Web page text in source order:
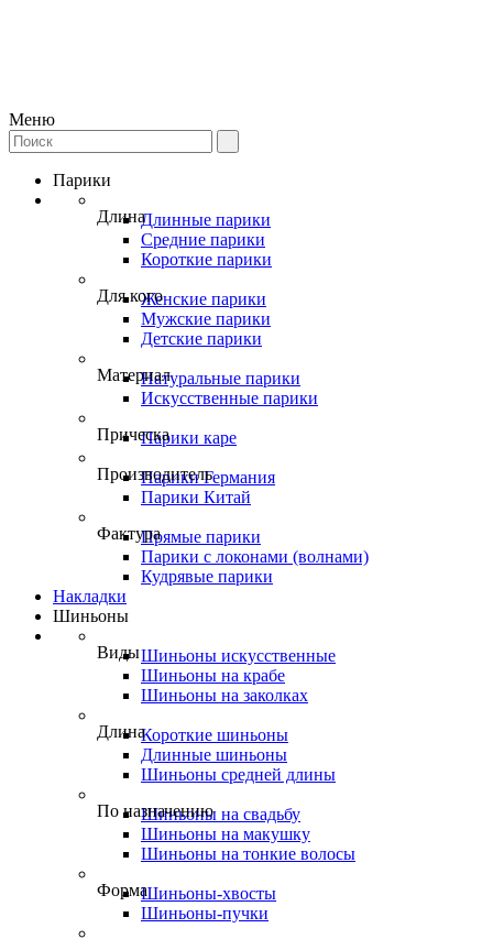
Меню
Парики
ДлинаДлинные парики
Средние парики
Короткие парики
Для когоЖенские парики
Мужские парики
Детские парики
МатериалНатуральные парики
Искусственные парики
ПрическаПарики каре
Производитель
Парики Германия
Парики Китай
ФактураПрямые парики
Парики с локонами (волнами)
Кудрявые парики
Накладки
Шиньоны
ВидыШиньоны искусственные
Шиньоны на крабе
Шиньоны на заколках
ДлинаКороткие шиньоны
Длинные шиньоны
Шиньоны средней длины
По назначению
Шиньоны на свадьбу
Шиньоны на макушку
Шиньоны на тонкие волосы
ФормаШиньоны-хвосты
Шиньоны-пучки